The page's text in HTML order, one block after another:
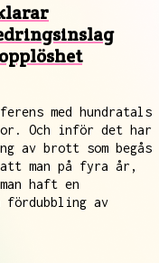
med hundratals
Och inför det har
av brott som begås
man på fyra år,
haft en
fördubbling av